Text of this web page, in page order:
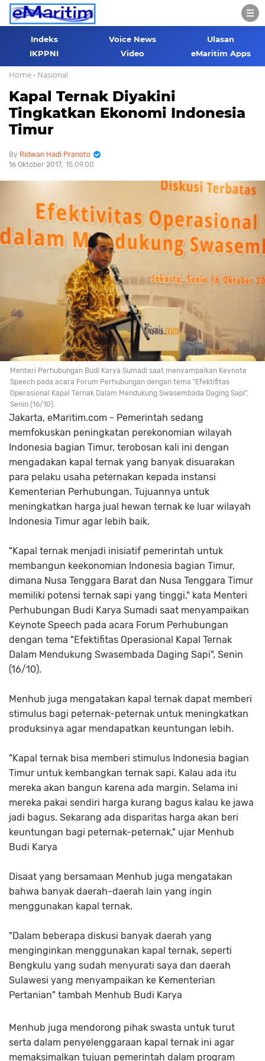
Indeks Voice News
Ulasan
IKPPNI
Video eMaritim Apps
Home › Nasional
Kapal Ternak Diyakini
Tingkatkan Ekonomi Indonesia
Timur
Ridwan Hadi Pranoto
16 Oktober 2017 15.09.00
Menteri Perhubungan Budi Karya Sumadi saat menyampaikan Keynote
Speech pada acara Forum Perhubungan dengan tema "Efektifitas
Operasional Kapal Ternak Dalam Mendukung Swasembada Daging Sapi",
Senin (16/10).
Jakarta, eMaritim.com - Pemerintah sedang
memfokuskan peningkatan perekonomian wilayah
Indonesia bagian Timur, terobosan kali ini dengan
mengadakan kapal ternak yang banyak disuarakan
para pelaku usaha peternakan kepada instansi
Kementerian Perhubungan. Tujuannya untuk
meningkatkan harga jual hewan ternak ke luar wilayah
Indonesia Timur agar lebih baik.
"Kapal ternak menjadi inisiatif pemerintah untuk
membangun keekonomian Indonesia bagian Timur,
dimana Nusa Tenggara Barat dan Nusa Tenggara Timur
memiliki potensi ternak sapi yang tinggi," kata Menteri
Perhubungan Budi Karya Sumadi saat menyampaikan
Keynote Speech pada acara Forum Perhubungan
dengan tema "Efektifitas Operasional Kapal Ternak
Dalam Mendukung Swasembada Daging Sapi", Senin
(16/10).
Menhub juga mengatakan kapal ternak dapat memberi
stimulus bagi peternak-peternak untuk meningkatkan
produksinya agar mendapatkan keuntungan lebih.
"Kapal ternak bisa memberi stimulus Indonesia bagian
Timur untuk kembangkan ternak sapi. Kalau ada itu
mereka akan bangun karena ada margin. Selama ini
mereka pakai sendiri harga kurang bagus kalau ke jawa
jadi bagus. Sekarang ada disparitas harga akan beri
keuntungan bagi peternak-peternak," ujar Menhub
Budi Karya
Disaat yang bersamaan Menhub juga mengatakan
bahwa banyak daerah-daerah lain yang ingin
menggunakan kapal ternak.
"Dalam beberapa diskusi banyak daerah yang
menginginkan menggunakan kapal ternak, seperti
Bengkulu yang sudah menyurati saya dan daerah
Sulawesi yang menyampaikan ke Kementerian
Pertanian" tambah Menhub Budi Karya
Menhub juga mendorong pihak swasta untuk turut
serta dalam penyelenggaraan kapal ternak ini agar
memaksimalkan tujuan pemerintah dalam program